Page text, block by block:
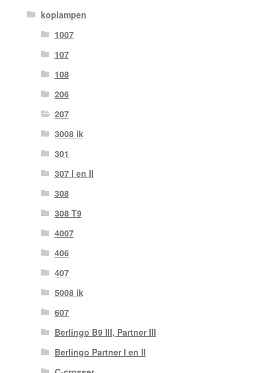
koplampen
1007
107
108
206
207
3008 ik
301
307 I en II
308
308 T9
4007
406
407
5008 ik
607
Berlingo B9 III, Partner III
Berlingo Partner I en II